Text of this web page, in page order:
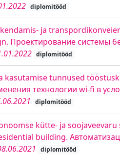
diplomitööd
ja
Проектирование системы
diplomitööd
kasutamise tunnused
технологии wi-fi в
diplomitööd
kütte- ja
building.
diplomitööd